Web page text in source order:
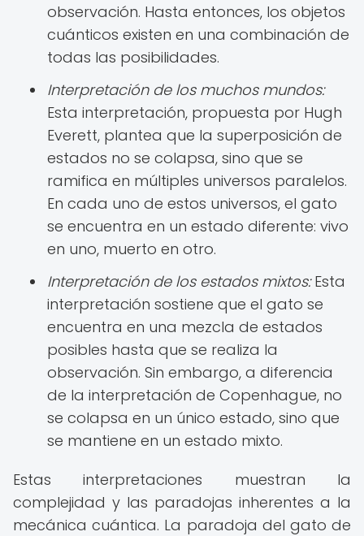
observación. Hasta entonces, los objetos
cuánticos existen en una combinación de
todas las posibilidades.
Interpretación de los muchos mundos:
Esta interpretación, propuesta por Hugh
Everett, plantea que la superposición de
estados no se colapsa, sino que se
ramifica en múltiples universos paralelos.
En cada uno de estos universos, el gato
se encuentra en un estado diferente: vivo
en uno, muerto en otro.
Interpretación de los estados mixtos:Esta
interpretación sostiene que el gato se
encuentra en una mezcla de estados
posibles hasta que se realiza la
observación. Sin embargo, a diferencia
de la interpretación de Copenhague, no
se colapsa en un único estado, sino que
se mantiene en un estado mixto.
Estas interpretaciones muestran la
complejidad y las paradojas inherentes a la
mecánica cuántica. La paradoja del gato de